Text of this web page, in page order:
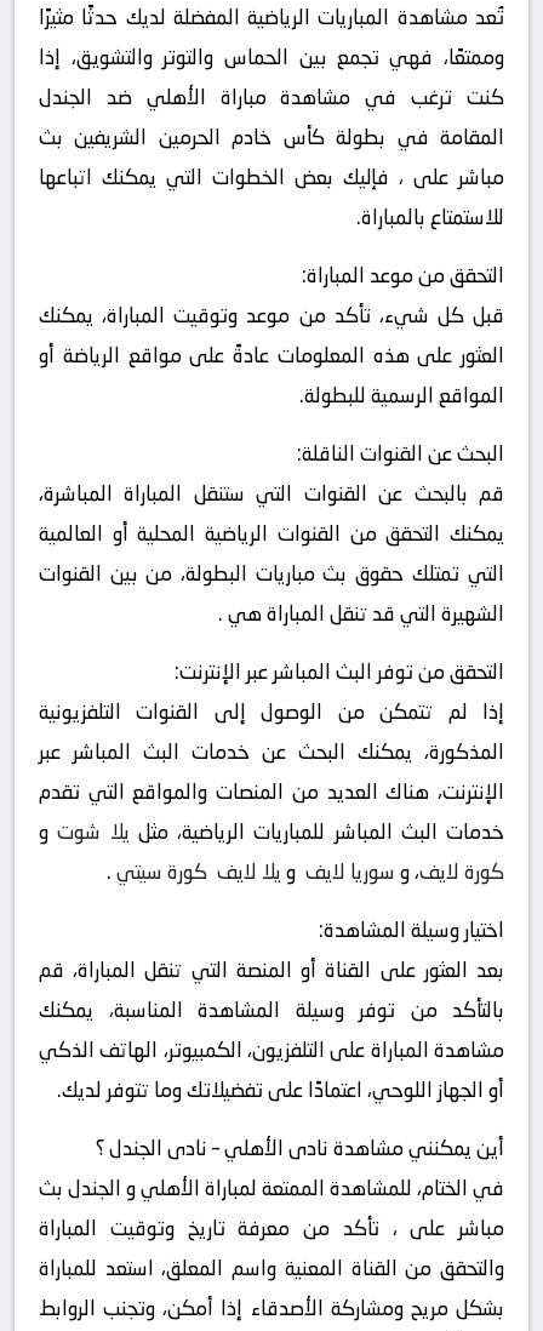
تُعد مشاهدة المباريات الرياضية المفضلة لديك حدثًا مثيرًا
وممتعًا، فهي تجمع بين الحماس والتوتر والتشويق، إذا
كنت ترغب في مشاهدة مباراة الأهلي ضد الجندل
المقامة في بطولة كأس خادم الحرمين الشريفين بث
مباشر على ، فإليك بعض الخطوات التي يمكنك اتباعها
للاستمتاع بالمباراة.
التحقق من موعد المباراة:
قبل كل شيء، تأكد من موعد وتوقيت المباراة، يمكنك
العثور على هذه المعلومات عادةً على مواقع الرياضة أو
المواقع الرسمية للبطولة.
البحث عن القنوات الناقلة:
قم بالبحث عن القنوات التي ستنقل المباراة المباشرة،
يمكنك التحقق من القنوات الرياضية المحلية أو العالمية
التي تمتلك حقوق بث مباريات البطولة، من بين القنوات
الشهيرة التي قد تنقل المباراة هي .
التحقق من توفر البث المباشر عبر الإنترنت:
إذا لم تتمكن من الوصول إلى القنوات التلفزيونية
المذكورة، يمكنك البحث عن خدمات البث المباشر عبر
الإنترنت، هناك العديد من المنصات والمواقع التي تقدم
خدمات البث المباشر للمباريات الرياضية، مثل يلا شوتو
كورة لايف، وسوريا لايف ويلا لايف كورة سيتي.
اختيار وسيلة المشاهدة:
بعد العثور على القناة أو المنصة التي تنقل المباراة، قم
بالتأكد من توفر وسيلة المشاهدة المناسبة، يمكنك
مشاهدة المباراة على التلفزيون، الكمبيوتر، الهاتف الذكي
أو الجهاز اللوحي، اعتمادًا على تفضيلاتك وما تتوفر لديك.
أين يمكنني مشاهدة ‎نادى الأهلي – نادى الجندل ؟
في الختام، للمشاهدة الممتعة لمباراة الأهلي و الجندل بث
مباشر على ، تأكد من معرفة تاريخ وتوقيت المباراة
والتحقق من القناة المعنية واسم المعلق، استعد للمباراة
بشكل مريح ومشاركة الأصدقاء إذا أمكن، وتجنب الروابط